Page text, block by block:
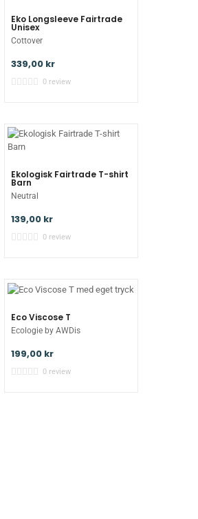
Eko Longsleeve Fairtrade
Unisex
Cottover
339,00 kr
0 review
Ekologisk Fairtrade T-shirt
Barn
Neutral
139,00 kr
0 review
Eco Viscose T
Ecologie by AWDis
199,00 kr
0 review